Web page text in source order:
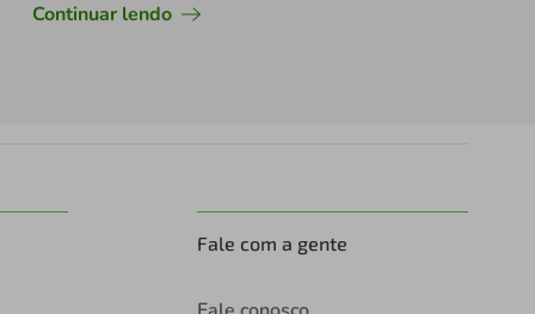
apenas em 2024
Continuar lendo
Fale com a gente